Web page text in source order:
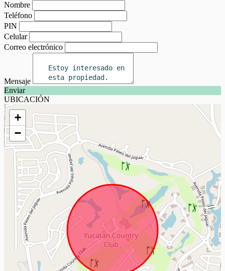
Nombre
Teléfono
PIN
Celular
Correo electrónico
Mensaje
Enviar
UBICACIÓN
+
−